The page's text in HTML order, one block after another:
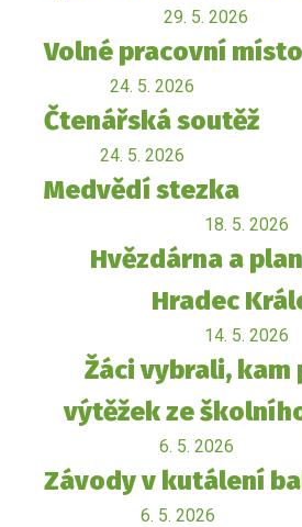
29. 5. 2026
Volné pracovní místo
24. 5. 2026
Čtenářská soutěž
24. 5. 2026
Medvědí stezka
18. 5. 2026
Hvězdárna a
Hradec
14. 5. 2026
Žáci vybrali, kam
výtěžek ze
6. 5. 2026
Závody v kutálení
6. 5. 2026